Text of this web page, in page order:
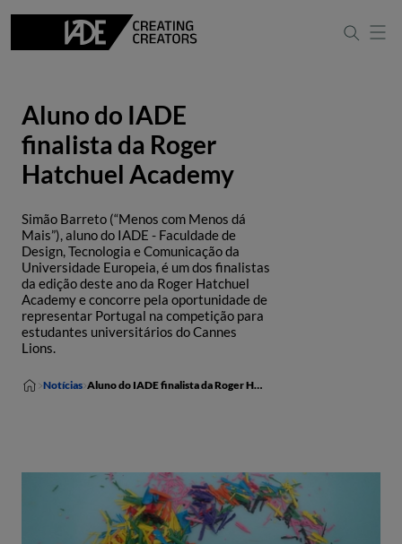
Aluno do IADE
finalista da Roger
Hatchuel Academy
Simão Barreto (“Menos com Menos dá
Mais”), aluno do IADE - Faculdade de
Design, Tecnologia e Comunicação da
Universidade Europeia, é um dos finalistas
da edição deste ano da Roger Hatchuel
Academy e concorre pela oportunidade de
representar Portugal na competição para
estudantes universitários do Cannes
Lions.
Notícias Aluno do IADE finalista da Roger Hatchuel Academy